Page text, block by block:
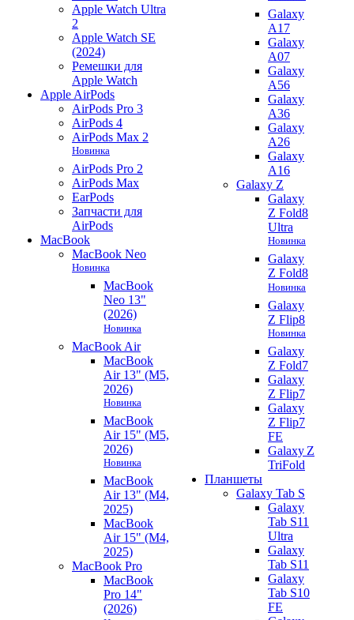
Apple Watch Ultra
2
Apple Watch SE
(2024)
Ремешки для
Apple Watch
Apple AirPods
AirPods Pro 3
AirPods 4
AirPods Max 2
Новинка
AirPods Pro 2
AirPods Max
EarPods
Запчасти для
AirPods
MacBook
MacBook Neo
Новинка
MacBook
Neo 13"
(2026)
Новинка
MacBook Air
MacBook
Air 13" (M5,
2026)
Новинка
MacBook
Air 15" (M5,
2026)
Новинка
MacBook
Air 13" (M4,
2025)
MacBook
Air 15" (M4,
2025)
MacBook Pro
MacBook
Pro 14"
(2026)
Galaxy
A17
Galaxy
A07
Galaxy
A56
Galaxy
A36
Galaxy
A26
Galaxy
A16
Galaxy Z
Galaxy
Z Fold8
Ultra
Новинка
Galaxy
Z Fold8
Новинка
Galaxy
Z Flip8
Новинка
Galaxy
Z Fold7
Galaxy
Z Flip7
Galaxy
Z Flip7
FE
Galaxy Z
TriFold
Планшеты
Galaxy Tab S
Galaxy
Tab S11
Ultra
Galaxy
Tab S11
Galaxy
Tab S10
FE